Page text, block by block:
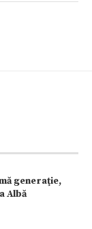
generaţie,
Albă